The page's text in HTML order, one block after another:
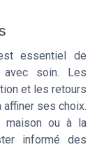
essentiel de
avec soin. Les
et les retours
affiner ses choix.
maison ou à la
informé des